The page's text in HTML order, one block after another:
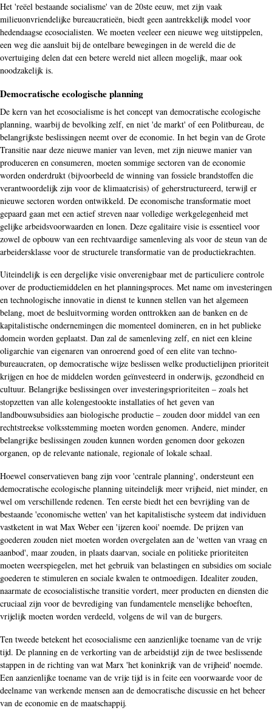
Het 'reëel bestaande socialisme' van de 20ste eeuw, met zijn vaak
milieuonvriendelijke bureaucratieën, biedt geen aantrekkelijk model voor
hedendaagse ecosocialisten. We moeten veeleer een nieuwe weg uitstippelen,
een weg die aansluit bij de ontelbare bewegingen in de wereld die de
overtuiging delen dat een betere wereld niet alleen mogelijk, maar ook
noodzakelijk is.
Democratische ecologische planning
De kern van het ecosocialisme is het concept van democratische ecologische
planning, waarbij de bevolking zelf, en niet 'de markt' of een Politbureau, de
belangrijkste beslissingen neemt over de economie. In het begin van de Grote
Transitie naar deze nieuwe manier van leven, met zijn nieuwe manier van
produceren en consumeren, moeten sommige sectoren van de economie
worden onderdrukt (bijvoorbeeld de winning van fossiele brandstoffen die
verantwoordelijk zijn voor de klimaatcrisis) of geherstructureerd, terwijl er
nieuwe sectoren worden ontwikkeld. De economische transformatie moet
gepaard gaan met een actief streven naar volledige werkgelegenheid met
gelijke arbeidsvoorwaarden en lonen. Deze egalitaire visie is essentieel voor
zowel de opbouw van een rechtvaardige samenleving als voor de steun van de
arbeidersklasse voor de structurele transformatie van de productiekrachten.
Uiteindelijk is een dergelijke visie onverenigbaar met de particuliere controle
over de productiemiddelen en het planningsproces. Met name om investeringen
en technologische innovatie in dienst te kunnen stellen van het algemeen
belang, moet de besluitvorming worden onttrokken aan de banken en de
kapitalistische ondernemingen die momenteel domineren, en in het publieke
domein worden geplaatst. Dan zal de samenleving zelf, en niet een kleine
oligarchie van eigenaren van onroerend goed of een elite van techno-
bureaucraten, op democratische wijze beslissen welke productielijnen prioriteit
krijgen en hoe de middelen worden geïnvesteerd in onderwijs, gezondheid en
cultuur. Belangrijke beslissingen over investeringsprioriteiten – zoals het
stopzetten van alle kolengestookte installaties of het geven van
landbouwsubsidies aan biologische productie – zouden door middel van een
rechtstreekse volksstemming moeten worden genomen. Andere, minder
belangrijke beslissingen zouden kunnen worden genomen door gekozen
organen, op de relevante nationale, regionale of lokale schaal.
Hoewel conservatieven bang zijn voor 'centrale planning', ondersteunt een
democratische ecologische planning uiteindelijk meer vrijheid, niet minder, en
wel om verschillende redenen. Ten eerste biedt het een bevrijding van de
bestaande 'economische wetten' van het kapitalistische systeem dat individuen
vastketent in wat Max Weber een 'ijzeren kooi' noemde. De prijzen van
goederen zouden niet moeten worden overgelaten aan de 'wetten van vraag en
aanbod', maar zouden, in plaats daarvan, sociale en politieke prioriteiten
moeten weerspiegelen, met het gebruik van belastingen en subsidies om sociale
goederen te stimuleren en sociale kwalen te ontmoedigen. Idealiter zouden,
naarmate de ecosocialistische transitie vordert, meer producten en diensten die
cruciaal zijn voor de bevrediging van fundamentele menselijke behoeften,
vrijelijk moeten worden verdeeld, volgens de wil van de burgers.
Ten tweede betekent het ecosocialisme een aanzienlijke toename van de vrije
tijd. De planning en de verkorting van de arbeidstijd zijn de twee beslissende
stappen in de richting van wat Marx 'het koninkrijk van de vrijheid' noemde.
Een aanzienlijke toename van de vrije tijd is in feite een voorwaarde voor de
deelname van werkende mensen aan de democratische discussie en het beheer
van de economie en de maatschappij.